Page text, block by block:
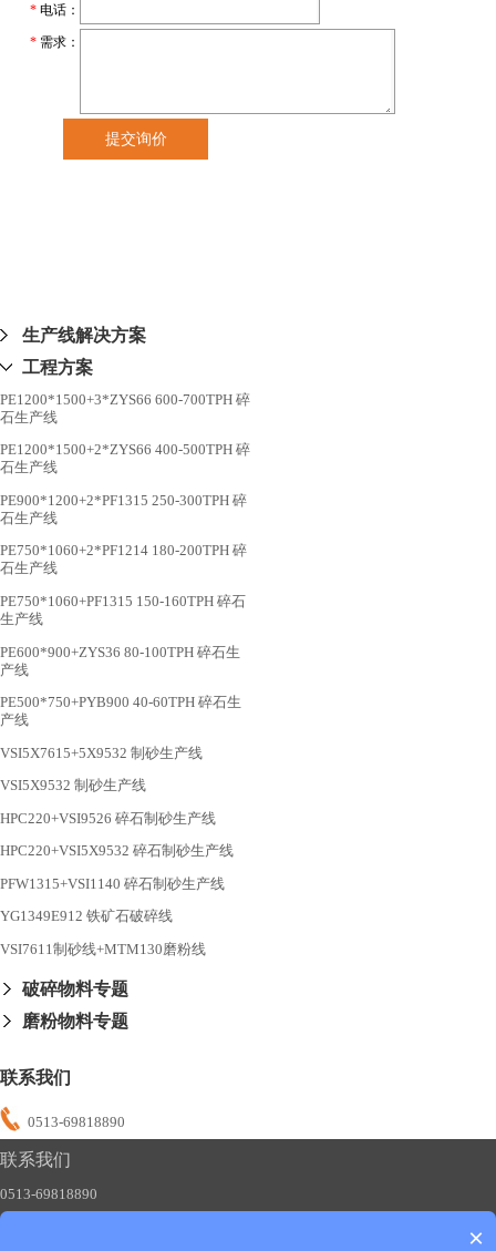
生产线解决方案
工程方案
PE1200*1500+3*ZYS66 600-700TPH 碎
石生产线
PE1200*1500+2*ZYS66 400-500TPH 碎
石生产线
PE900*1200+2*PF1315 250-300TPH 碎
石生产线
PE750*1060+2*PF1214 180-200TPH 碎
石生产线
PE750*1060+PF1315 150-160TPH 碎石
生产线
PE600*900+ZYS36 80-100TPH 碎石生
产线
PE500*750+PYB900 40-60TPH 碎石生
产线
VSI5X7615+5X9532 制砂生产线
VSI5X9532 制砂生产线
HPC220+VSI9526 碎石制砂生产线
HPC220+VSI5X9532 碎石制砂生产线
PFW1315+VSI1140 碎石制砂生产线
YG1349E912 铁矿石破碎线
VSI7611制砂线+MTM130磨粉线
破碎物料专题
磨粉物料专题
联系我们
0513-69818890
联系我们
0513-69818890
×